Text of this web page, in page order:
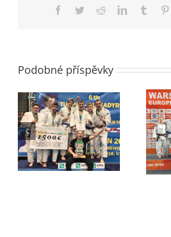
postup
SPLNĚNO!
Facebook
TwitterRedditLinkedInTumblr
Podobné příspěvky
Top Tournament
Warsaw Open